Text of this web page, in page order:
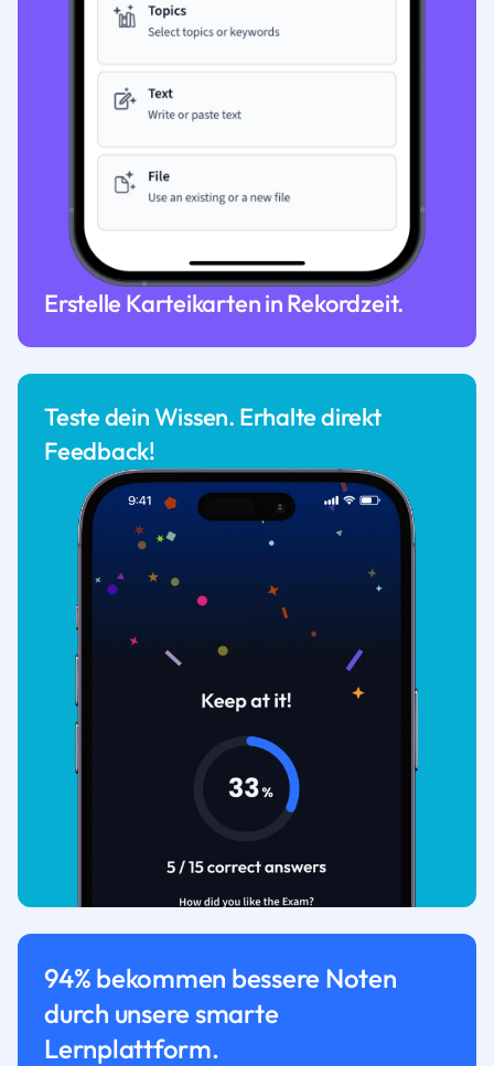
Erstelle Karteikarten in Rekordzeit.
Teste dein Wissen. Erhalte direkt
Feedback!
94% bekommen bessere Noten
durch unsere smarte
Lernplattform.